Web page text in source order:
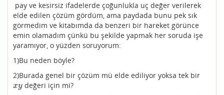
pay ve kesirsiz ifadelerde çoğunlukla uç değer verilerek
elde edilen çözüm gördüm, ama paydada bunu pek sık
görmedim ve kitabımda da benzeri bir hareket görünce
emin olamadım çünkü bu şekilde yapmak her soruda işe
yaramıyor, o yüzden soruyorum:
1)Bu neden böyle?
2)Burada genel bir çözüm mü elde ediliyor yoksa tek bir
xy
xy değeri için mi?